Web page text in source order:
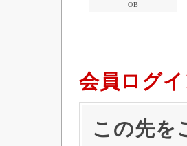
OB
会員ログイ
この先を